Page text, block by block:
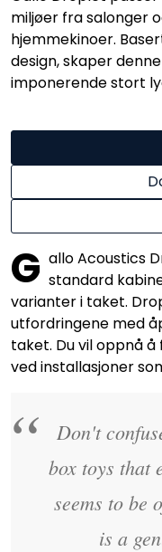
miljøer fra salonger
hjemmekinoer.
design, skaper
imponerende stort
G allo Acoustics
standard
varianter i taket.
utfordringene med
taket. Du vil oppnå
ved installasjoner
Don't
box toys that
seems to be
is a